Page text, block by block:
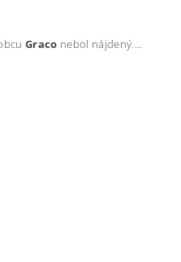
Graco nebol nájdený....